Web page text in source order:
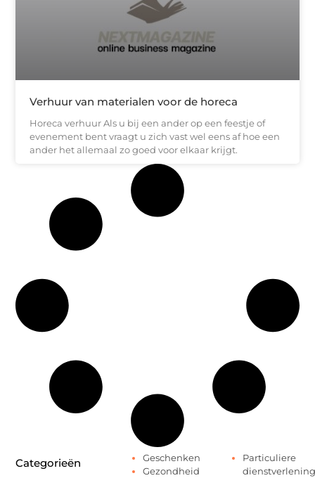
Verhuur van materialen voor de horeca
Horeca verhuur Als u bij een ander op een feestje of
evenement bent vraagt u zich vast wel eens af hoe een
ander het allemaal zo goed voor elkaar krijgt.
Categorieën
Geschenken
Gezondheid
Particuliere
dienstverlening